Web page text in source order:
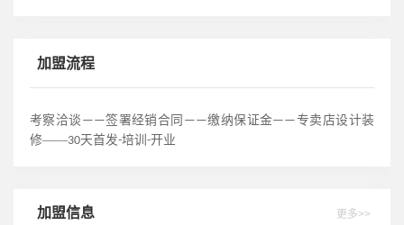
加盟流程
考察洽谈 ——签署经销合同 ——缴纳保证金——专卖店设计装
修——30天首发-培训 -开业
加盟信息 更多>>